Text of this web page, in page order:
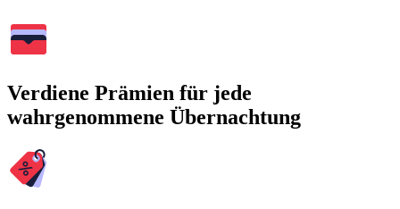
Verdiene Prämien für jede
wahrgenommene Übernachtung